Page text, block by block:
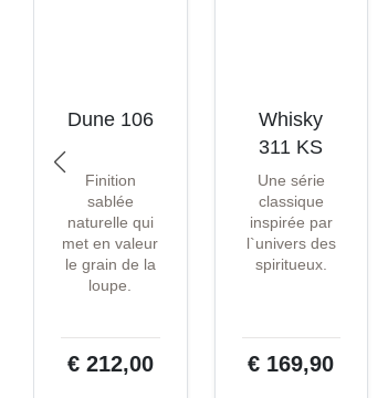
Dune 106
Finition
sablée
naturelle qui
met en valeur
le grain de la
loupe.
€ 212,00
Whisky
311 KS
Une série
classique
inspirée par
l`univers des
spiritueux.
€ 169,90